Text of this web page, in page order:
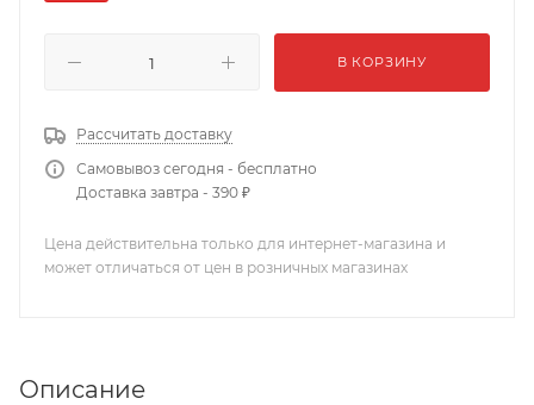
В КОРЗИНУ
Рассчитать доставку
Самовывоз сегодня - бесплатно
Доставка завтра - 390 ₽
Цена действительна только для интернет-магазина и
может отличаться от цен в розничных магазинах
Описание